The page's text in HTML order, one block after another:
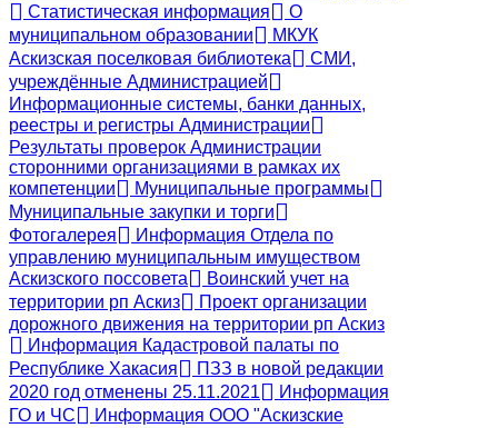
Статистическая информация
О
муниципальном образовании
МКУК
Аскизская поселковая библиотека
СМИ,
учреждённые Администрацией
Информационные системы, банки данных,
реестры и регистры Администрации
Результаты проверок Администрации
сторонними организациями в рамках их
компетенции
Муниципальные программы
Муниципальные закупки и торги
Фотогалерея
Информация Отдела по
управлению муниципальным имуществом
Аскизского поссовета
Воинский учет на
территории рп Аскиз
Проект организации
дорожного движения на территории рп Аскиз
Информация Кадастровой палаты по
Республике Хакасия
ПЗЗ в новой редакции
2020 год отменены 25.11.2021
Информация
ГО и ЧС
Информация ООО "Аскизские